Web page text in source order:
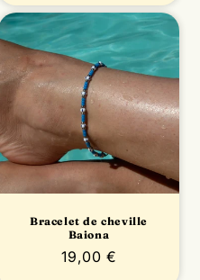
Bracelet de cheville
Baiona
Prix
19,00 €